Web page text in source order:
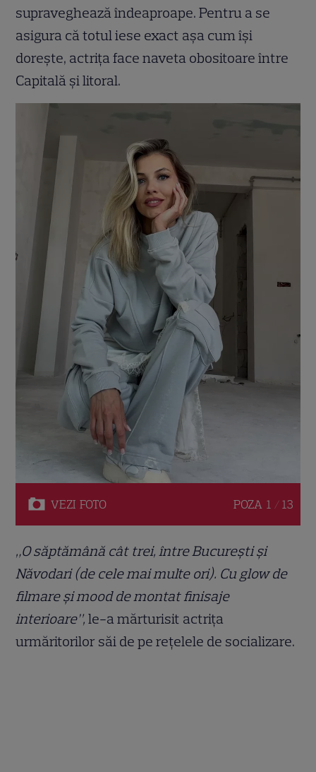
supraveghează îndeaproape. Pentru a se
asigura că totul iese exact așa cum își
dorește, actrița face naveta obositoare între
Capitală și litoral.
VEZI FOTO POZA 1 / 13
„O săptămână cât trei, între București și
Năvodari (de cele mai multe ori). Cu glow de
filmare și mood de montat finisaje
interioare”,le-a mărturisit actrița
urmăritorilor săi de pe rețelele de socializare.